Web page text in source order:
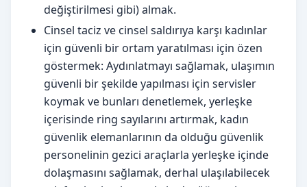
değiştirilmesi gibi) almak.
Cinsel taciz ve cinsel saldırıya karşı kadınlar
için güvenli bir ortam yaratılması için özen
göstermek: Aydınlatmayı sağlamak, ulaşımın
güvenli bir şekilde yapılması için servisler
koymak ve bunları denetlemek, yerleşke
içerisinde ring sayılarını artırmak, kadın
güvenlik elemanlarının da olduğu güvenlik
personelinin gezici araçlarla yerleşke içinde
dolaşmasını sağlamak, derhal ulaşılabilecek